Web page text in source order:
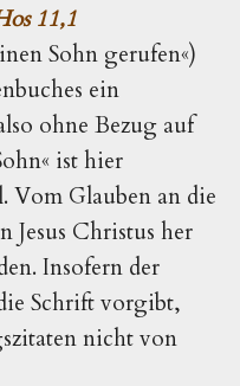
11,1
Sohn gerufen«)
ein
ohne Bezug auf
ist hier
Vom Glauben an die
Christus her
Insofern der
Schrift vorgibt,
nicht von